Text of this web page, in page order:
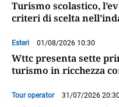
Turismo scolastico,
criteri di scelta
Esteri 01/08/2026 10:30
Wttc presenta sette
turismo in ricchezza
Tour operator 31/07/2026 20:30